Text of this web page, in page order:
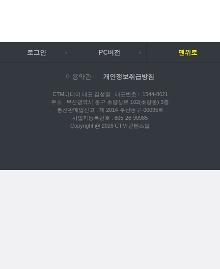
로그인 PC버전 맨위로
이용약관 개인정보취급방침
CTM미디어 대표 김성철 대표번호 : 1544-8621
주소 : 부산광역시 동구 초량상로 102(초량동) 3층
통신판매업신고 : 제 2014-부산동구-00095호
사업자등록번호 : 605-26-90985
Copyright @ 2026 CTM 콘텐츠몰